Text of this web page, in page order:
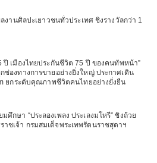
งานศิลปะเยาวชนทั่วประเทศ ชิงรางวัลกว่า 1
ปี เมืองไทยประกันชีวิต 75 ปี ของคนทัพหน้า”
ช่องทางการขายอย่างยิ่งใหญ่ ประกาศเดิน
ยกระดับคุณภาพชีวิตคนไทยอย่างยั่งยืน
กษา “ประลองเพลง ประเลงมโหรี” ชิงถ้วย
ชเจ้า กรมสมเด็จพระเทพรัตนราชสุดาฯ